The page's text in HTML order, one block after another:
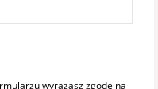
wyrażasz zgodę na